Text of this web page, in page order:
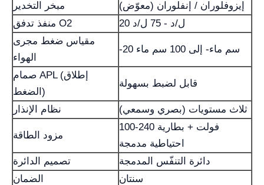
مبخر التخدير
إيزوفلوران / إنفلوران (معوّض)
منفذ تدفق O2
20 ل/د - 75 ل/د
مقياس ضغط مجرى
الهواء
-20 سم ماء- إلى 100 سم ماء
صمام APL (إطلاق
الضغط)
قابل لضبط بسهولة
نظام الإنذار ثلاث مستويات (بصري وسمعي)
مزود الطاقة
100-240 فولت + بطارية
احتياطية مدمجة
تصميم الدائرة
دائرة التنفّس المدمجة
الضمان
سنتان